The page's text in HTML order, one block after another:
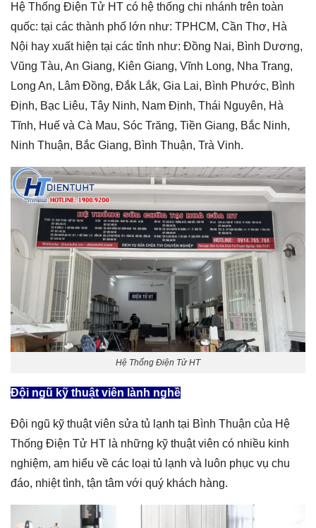
Hệ Thống Điện Tử HT có hệ thống chi nhánh trên toàn
quốc: tại các thành phố lớn như: TPHCM, Cần Thơ, Hà
Nội hay xuất hiện tại các tỉnh như: Đồng Nai, Bình Dương,
Vũng Tàu, An Giang, Kiên Giang, Vĩnh Long, Nha Trang,
Long An, Lâm Đồng, Đắk Lắk, Gia Lai, Bình Phước, Bình
Định, Bạc Liêu, Tây Ninh, Nam Định, Thái Nguyên, Hà
Tĩnh, Huế và Cà Mau, Sóc Trăng, Tiền Giang, Bắc Ninh,
Ninh Thuận, Bắc Giang, Bình Thuận, Trà Vinh.
Hệ Thống Điện Tử HT
Đội ngũ kỹ thuật viên lành nghề
Đội ngũ kỹ thuật viên sửa tủ lạnh tại Bình Thuận của Hệ
Thống Điện Tử HT là những kỹ thuật viên có nhiều kinh
nghiệm, am hiểu về các loại tủ lạnh và luôn phục vụ chu
đáo, nhiệt tình, tận tâm với quý khách hàng.